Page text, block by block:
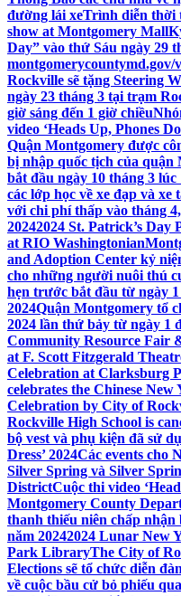
đường lái xeTrình diễn thời
show at Montgomery Mall
Day” vào thứ Sáu ngày 29
montgomerycountymd.gov/
Rockville sẽ tặng Steering
ngày 23 tháng 3 tại trạm
giờ sáng đến 1 giờ chiều
video ‘Heads Up, Phones
Quận Montgomery được
bị nhập quốc tịch của quận
bắt đầu ngày 10 tháng 3 lúc
các lớp học về xe đạp và
với chi phí thấp vào tháng
20242024 St. Patrick’s
at RIO Washingtonian
and Adoption Center kỷ
cho những người nuôi thú
hẹn trước bắt đầu từ ngày
2024Quận Montgomery tổ
2024 lần thứ bảy từ ngày 1
Community Resource Fair
at F. Scott Fitzgerald
Celebration at Clarksburg
celebrates the Chinese New
Celebration by City of
Rockville High School is
bộ vest và phụ kiện đã sử
Dress’ 2024Các events cho
Silver Spring và Silver
DistrictCuộc thi video
Montgomery County
thanh thiếu niên chấp nhận
năm 20242024 Lunar New
Park LibraryThe City of
Elections sẽ tổ chức diễn
về cuộc bầu cử bỏ phiếu